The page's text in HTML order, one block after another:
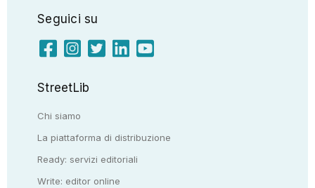
Seguici su
StreetLib
Chi siamo
La piattaforma di distribuzione
Ready: servizi editoriali
Write: editor online